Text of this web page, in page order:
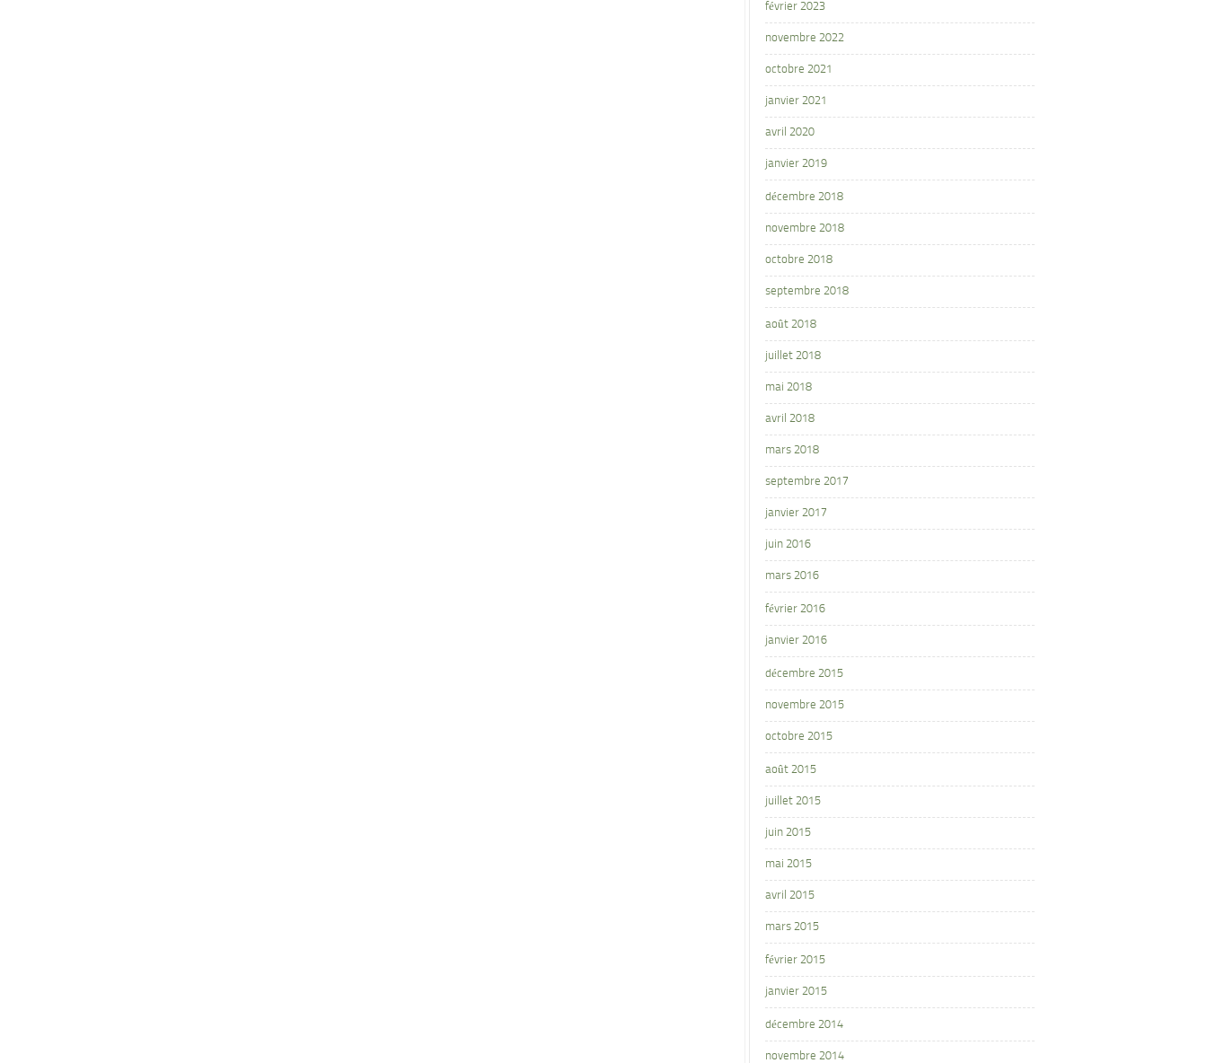
février 2023
novembre 2022
octobre 2021
janvier 2021
avril 2020
janvier 2019
décembre 2018
novembre 2018
octobre 2018
septembre 2018
août 2018
juillet 2018
mai 2018
avril 2018
mars 2018
septembre 2017
janvier 2017
juin 2016
mars 2016
février 2016
janvier 2016
décembre 2015
novembre 2015
octobre 2015
août 2015
juillet 2015
juin 2015
mai 2015
avril 2015
mars 2015
février 2015
janvier 2015
décembre 2014
novembre 2014